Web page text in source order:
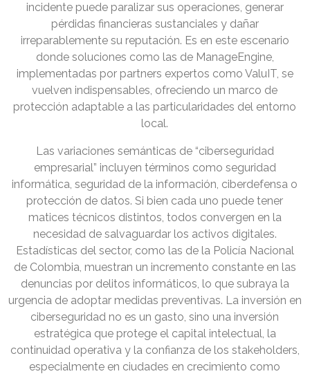
incidente puede paralizar sus operaciones, generar
pérdidas financieras sustanciales y dañar
irreparablemente su reputación. Es en este escenario
donde soluciones como las de ManageEngine,
implementadas por partners expertos como ValuIT, se
vuelven indispensables, ofreciendo un marco de
protección adaptable a las particularidades del entorno
local.
Las variaciones semánticas de “ciberseguridad
empresarial” incluyen términos como seguridad
informática, seguridad de la información, ciberdefensa o
protección de datos. Si bien cada uno puede tener
matices técnicos distintos, todos convergen en la
necesidad de salvaguardar los activos digitales.
Estadísticas del sector, como las de la Policía Nacional
de Colombia, muestran un incremento constante en las
denuncias por delitos informáticos, lo que subraya la
urgencia de adoptar medidas preventivas. La inversión en
ciberseguridad no es un gasto, sino una inversión
estratégica que protege el capital intelectual, la
continuidad operativa y la confianza de los stakeholders,
especialmente en ciudades en crecimiento como